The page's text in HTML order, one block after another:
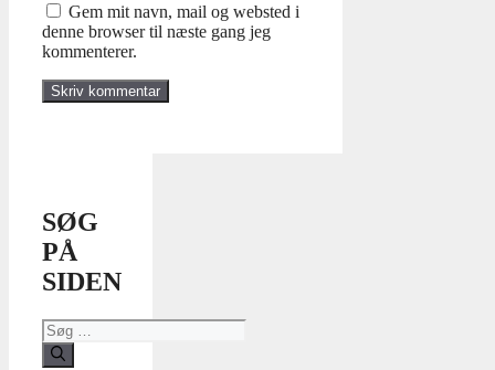
Gem mit navn, mail og websted i
denne browser til næste gang jeg
kommenterer.
SØG
PÅ
SIDEN
Søg
efter: